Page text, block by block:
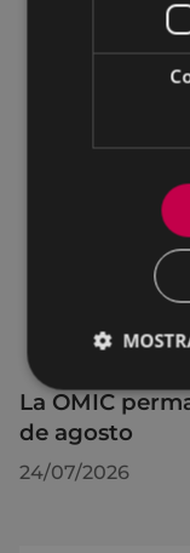
La OMIC
de agosto
24/07/2026